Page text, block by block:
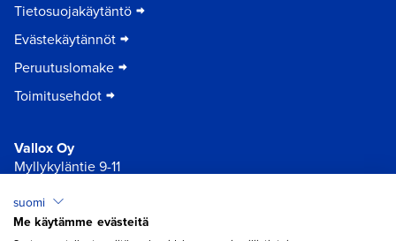
Tietosuojakäytäntö
Evästekäytännöt
Peruutuslomake
Toimitusehdot
Vallox Oy
Myllykyläntie 9-11
Chat
suomi
Me käytämme evästeitä